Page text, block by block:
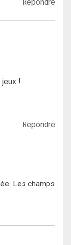
Répondre
!
Répondre
Les champs